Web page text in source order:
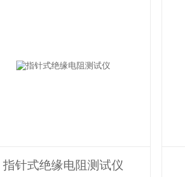
指针式绝缘电阻测试仪